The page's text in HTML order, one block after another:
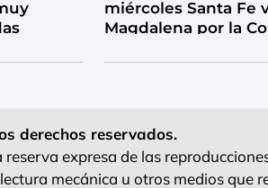
miércoles Santa Fe
Magdalena por la
derechos reservados.
expresa de las
mecánica u otros medios que